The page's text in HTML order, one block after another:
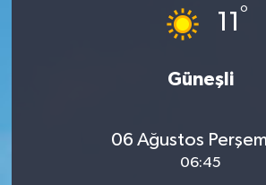
11°
Güneşli
06 Ağustos
06:45